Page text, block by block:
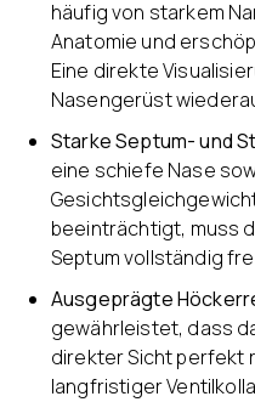
häufig von starkem
Anatomie und
Eine direkte
Nasengerüst
Starke Septum- und
eine schiefe Nase
beeinträchtigt, muss
Septum vollständig
Ausgeprägte
gewährleistet, dass
direkter Sicht perfekt
langfristiger